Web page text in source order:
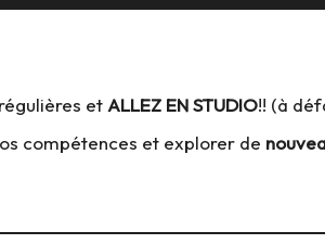
régulières et ALLEZ EN STUDIO!! (à
compétences et explorer de